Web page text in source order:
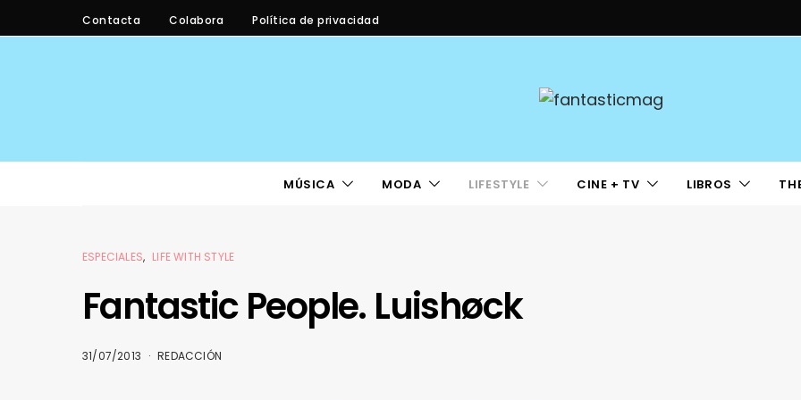
Contacta Colabora Política de privacidad
MÚSICA MODA LIFESTYLE CINE + TV LIBROS
ESPECIALES LIFE WITH STYLE
Fantastic People. Luishøck
31/07/2013 REDACCIÓN